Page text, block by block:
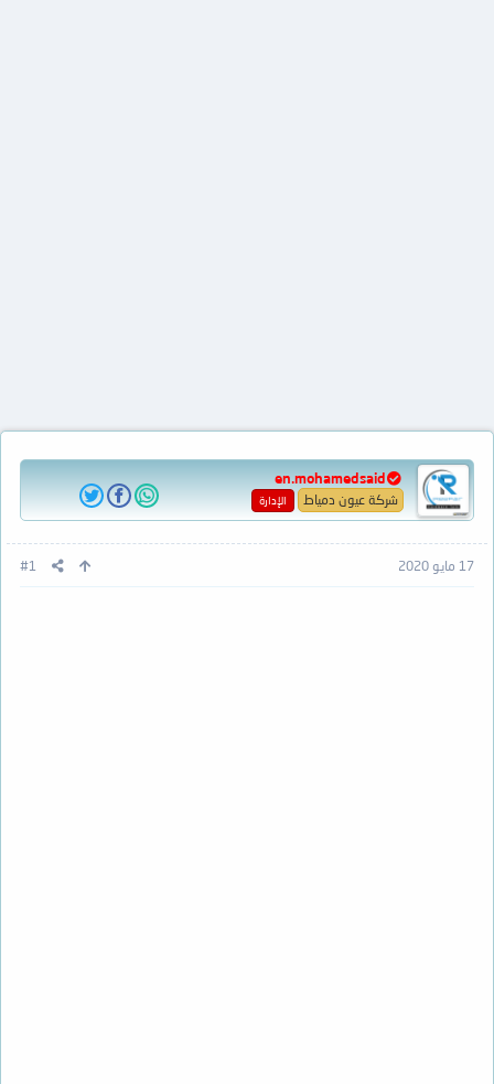
en.mohamedsaid
شركة عيون دمياط الإدارة
17 مايو 2020 #1